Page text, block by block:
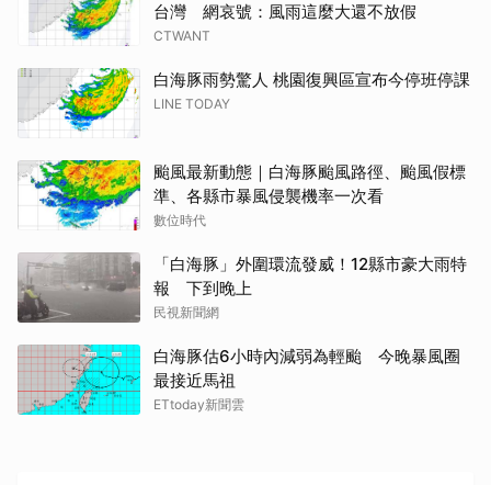
台灣 網哀號：風雨這麼大還不放假
CTWANT
白海豚雨勢驚人 桃園復興區宣布今停班停課
LINE TODAY
颱風最新動態｜白海豚颱風路徑、颱風假標
準、各縣市暴風侵襲機率一次看
數位時代
「白海豚」外圍環流發威！12縣市豪大雨特
報 下到晚上
民視新聞網
白海豚估6小時內減弱為輕颱 今晚暴風圈
最接近馬祖
ETtoday新聞雲